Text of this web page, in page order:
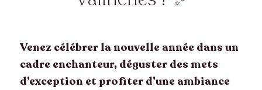
Venez célébrer la nouvelle année dans un
cadre enchanteur, déguster des mets
d’exception et profiter d’une ambiance